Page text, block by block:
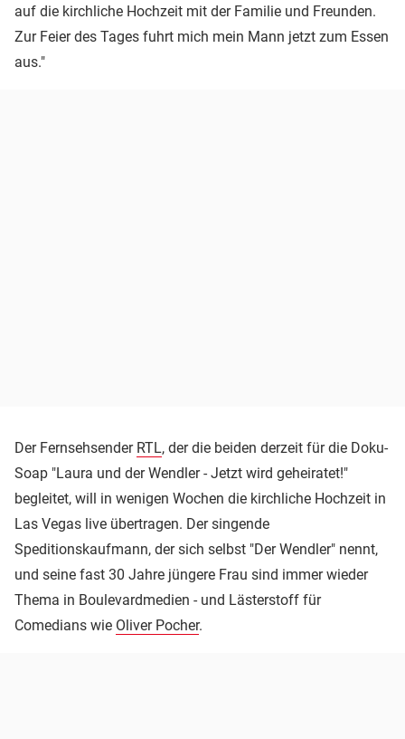
auf die kirchliche Hochzeit mit der Familie und Freunden.
Zur Feier des Tages fuhrt mich mein Mann jetzt zum Essen
aus."
Der Fernsehsender RTL, der die beiden derzeit für die Doku-
Soap "Laura und der Wendler - Jetzt wird geheiratet!"
begleitet, will in wenigen Wochen die kirchliche Hochzeit in
Las Vegas live übertragen. Der singende
Speditionskaufmann, der sich selbst "Der Wendler" nennt,
und seine fast 30 Jahre jüngere Frau sind immer wieder
Thema in Boulevardmedien - und Lästerstoff für
Comedians wie Oliver Pocher.